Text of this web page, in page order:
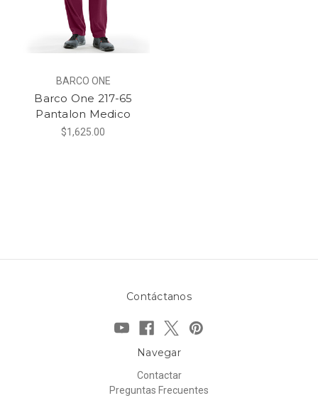
BARCO ONE
Barco One 217-65
Pantalon Medico
$1,625.00
Contáctanos
Navegar
Contactar
Preguntas Frecuentes